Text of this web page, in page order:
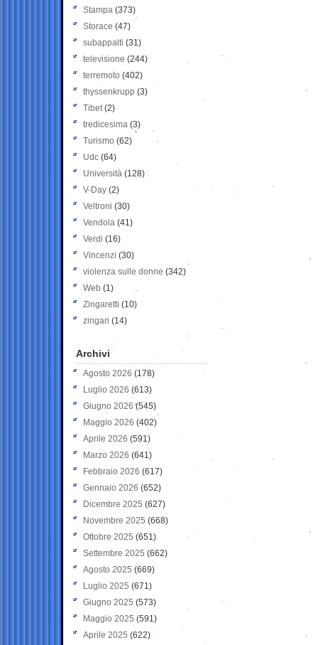
Stampa (373)
Storace (47)
subappalti (31)
televisione(244)
terremoto (402)
thyssenkrupp (3)
Tibet(2)
tredicesima (3)
Turismo (62)
Udc (64)
Università (128)
V-Day (2)
Veltroni (30)
Vendola (41)
Verdi (16)
Vincenzi (30)
violenza sulle donne (342)
Web (1)
Zingaretti (10)
zingari (14)
Archivi
Agosto 2026 (178)
Luglio 2026 (613)
Giugno 2026 (545)
Maggio 2026 (402)
Aprile 2026 (591)
Marzo 2026 (641)
Febbraio 2026 (617)
Gennaio 2026 (652)
Dicembre 2025 (627)
Novembre 2025 (668)
Ottobre 2025 (651)
Settembre 2025 (662)
Agosto 2025 (669)
Luglio 2025 (671)
Giugno 2025 (573)
Maggio 2025 (591)
Aprile 2025 (622)